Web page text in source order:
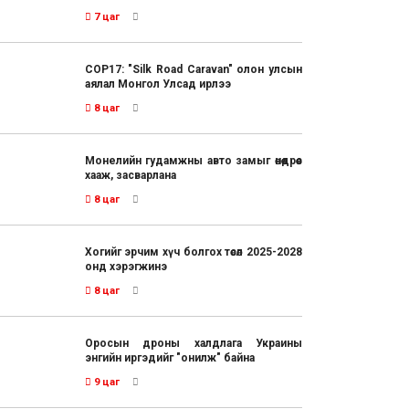
7 цаг
COP17: "Silk Road Caravan" олон улсын
аялал Монгол Улсад ирлээ
8 цаг
Монелийн гудамжны авто замыг өнөөдрөөс
хааж, засварлана
8 цаг
Хогийг эрчим хүч болгох төсөл 2025-2028
онд хэрэгжинэ
8 цаг
Оросын дроны халдлага Украины
энгийн иргэдийг "онилж" байна
9 цаг